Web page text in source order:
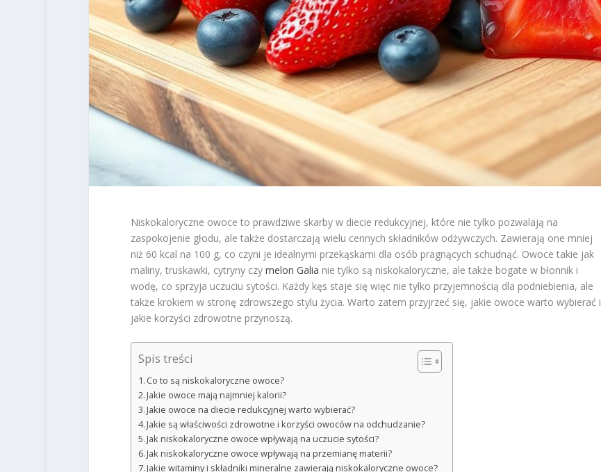
Niskokaloryczne owoce to prawdziwe skarby w diecie redukcyjnej, które nie tylko pozwalają na
zaspokojenie głodu, ale także dostarczają wielu cennych składników odżywczych. Zawierają one mniej
niż 60 kcal na 100 g, co czyni je idealnymi przekąskami dla osób pragnących schudnąć. Owoce takie jak
maliny, truskawki, cytryny czy melon Galia nie tylko są niskokaloryczne, ale także bogate w błonnik i
wodę, co sprzyja uczuciu sytości. Każdy kęs staje się więc nie tylko przyjemnością dla podniebienia, ale
także krokiem w stronę zdrowszego stylu życia. Warto zatem przyjrzeć się, jakie owoce warto wybierać i
jakie korzyści zdrowotne przynoszą.
Spis treści
Co to są niskokaloryczne owoce?
Jakie owoce mają najmniej kalorii?
Jakie owoce na diecie redukcyjnej warto wybierać?
Jakie są właściwości zdrowotne i korzyści owoców na odchudzanie?
Jak niskokaloryczne owoce wpływają na uczucie sytości?
Jak niskokaloryczne owoce wpływają na przemianę materii?
Jakie witaminy i składniki mineralne zawierają niskokaloryczne owoce?